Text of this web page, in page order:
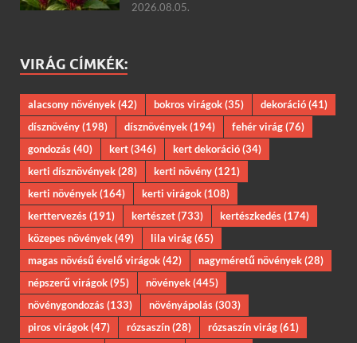
2026.08.05.
VIRÁG CÍMKÉK:
alacsony növények(42) bokros virágok(35) dekoráció(41)
dísznövény(198) dísznövények(194) fehér virág(76)
gondozás(40) kert(346) kert dekoráció(34)
kerti dísznövények(28) kerti növény(121)
kerti növények(164) kerti virágok(108)
kerttervezés(191) kertészet(733) kertészkedés(174)
közepes növények(49) lila virág(65)
magas növésű évelő virágok(42) nagyméretű növények(28)
népszerű virágok(95) növények(445)
növénygondozás(133) növényápolás(303)
piros virágok(47) rózsaszín(28) rózsaszín virág(61)